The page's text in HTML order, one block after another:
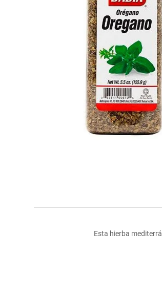
lácteos y refrigerados
vinos y licores
cuidado del bebé
otros
Esta hierba